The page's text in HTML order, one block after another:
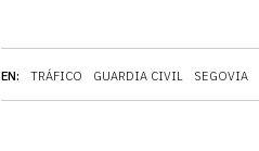
EN: TRÁFICO GUARDIA CIVIL SEGOVIA